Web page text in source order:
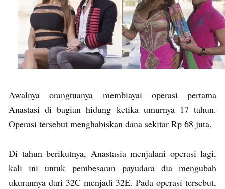
Awalnya orangtuanya membiayai operasi pertama
Anastasi di bagian hidung ketika umurnya 17 tahun.
Operasi tersebut menghabiskan dana sekitar Rp 68 juta.
Di tahun berikutnya, Anastasia menjalani operasi lagi,
kali ini untuk pembesaran payudara dia mengubah
ukurannya dari 32C menjadi 32E. Pada operasi tersebut,